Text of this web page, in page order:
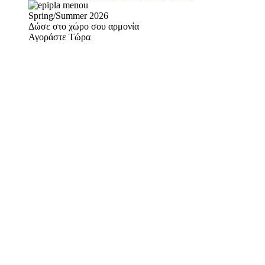
Spring/Summer 2026
Δώσε στο χώρο σου αρμονία
Αγοράστε Τώρα